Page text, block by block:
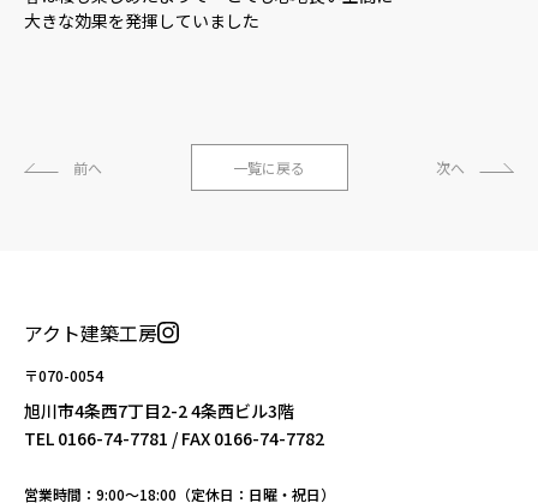
大きな効果を発揮していました
前へ 一覧に戻る 次へ
アクト建築工房
〒070-0054
旭川市4条西7丁目2-2 4条西ビル3階
TEL 0166-74-7781 / FAX 0166-74-7782
営業時間：9:00〜18:00（定休日：日曜・祝日）